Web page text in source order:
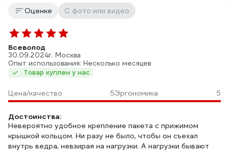
Оценке С фото или видео
Всеволод
30.09.2024г. Москва
Опыт использования: Несколько месяцев
Товар куплен у нас
Цена/качество 5Эргономика 5
Достоинства:
Невероятно удобное крепление пакета с прижимом
крышкой кольцом. Ни разу не было, чтобы он съехал
внутрь ведра, невзирая на нагрузки. А нагрузки бывают